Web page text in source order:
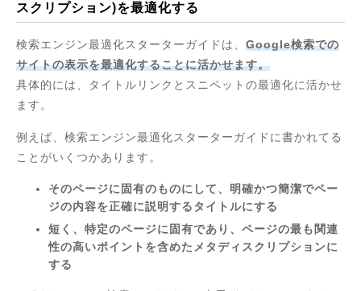
スクリプション)を最適化する
検索エンジン最適化スターターガイドは、 Google検索での
サイトの表示を最適化することに活かせます。
具体的には、タイトルリンクとスニペットの最適化に活かせ
ます。
例えば、検索エンジン最適化スターターガイドに書かれてる
ことがいくつかあります。
そのページに固有のものにして、明確かつ簡潔でペー
ジの内容を正確に説明するタイトルにする
短く、特定のページに固有であり、ページの最も関連
性の高いポイントを含めたメタディスクリプションに
する